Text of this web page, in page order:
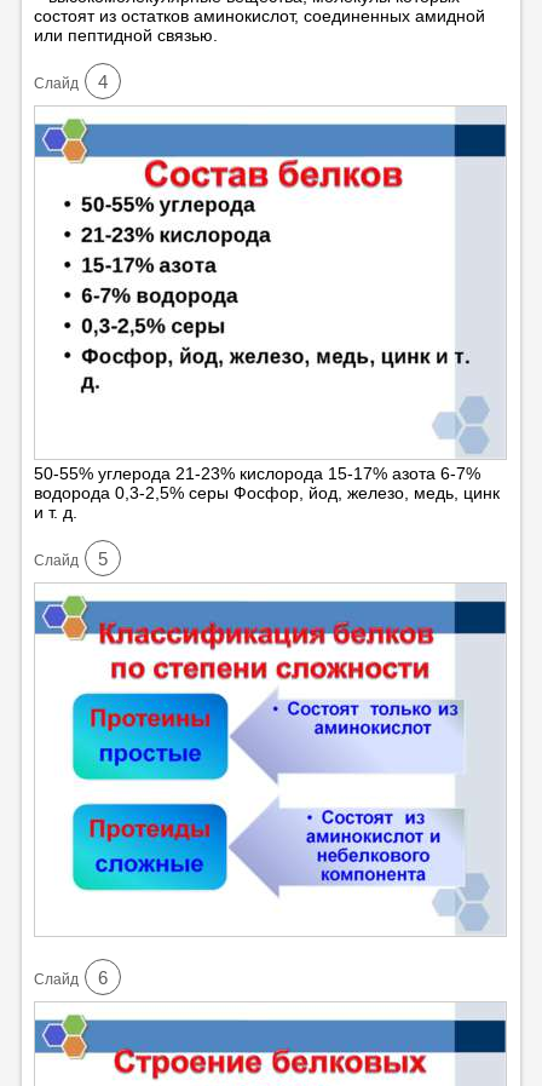
состоят из остатков аминокислот, соединенных амидной
или пептидной связью.
Cлайд 4
50-55% углерода 21-23% кислорода 15-17% азота 6-7%
водорода 0,3-2,5% серы Фосфор, йод, железо, медь, цинк
и т. д.
Cлайд 5
Cлайд 6